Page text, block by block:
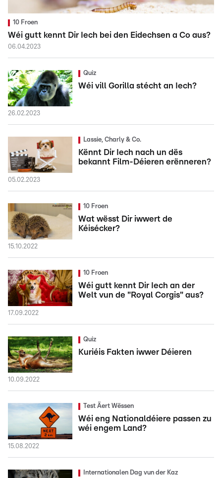
10 Froen
Wéi gutt kennt Dir Iech bei den Eidechsen a Co aus?
06.04.2023
Quiz
Wéi vill Gorilla stécht an Iech?
26.02.2023
Lassie, Charly & Co.
Kënnt Dir Iech nach un dës
bekannt Film-Déieren erënneren?
05.02.2023
10 Froen
Wat wësst Dir iwwert de
Kéisécker?
15.10.2022
10 Froen
Wéi gutt kennt Dir Iech an der
Welt vun de "Royal Corgis" aus?
17.09.2022
Quiz
Kuriéis Fakten iwwer Déieren
10.09.2022
Test Äert Wëssen
Wéi eng Nationaldéiere passen zu
wéi engem Land?
15.08.2022
Internationalen Dag vun der Kaz